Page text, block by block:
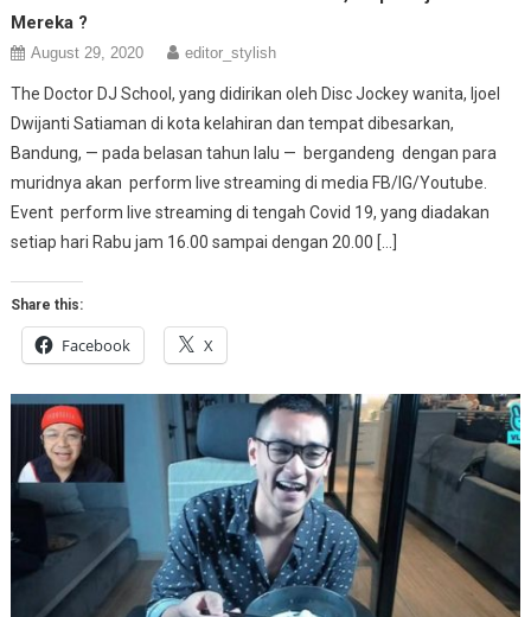
Mereka ?
August 29, 2020 editor_stylish
The Doctor DJ School, yang didirikan oleh Disc Jockey wanita, Ijoel
Dwijanti Satiaman di kota kelahiran dan tempat dibesarkan,
Bandung, — pada belasan tahun lalu — bergandeng dengan para
muridnya akan perform live streaming di media FB/IG/Youtube.
Event perform live streaming di tengah Covid 19, yang diadakan
setiap hari Rabu jam 16.00 sampai dengan 20.00 […]
Share this:
Facebook X